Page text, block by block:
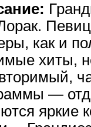
как и
хиты,
—
яркие